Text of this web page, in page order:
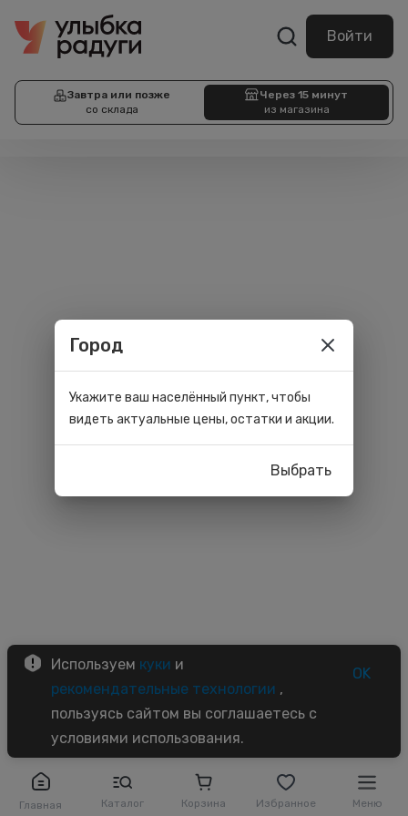
Войти
Завтра или позже
со склада
Через 15 минут
из магазина
Главная Каталог Корзина Избранное Меню
Используем куки и
рекомендательные технологии ,
пользуясь сайтом вы соглашаетесь с
условиями использования.
OK
Город
Укажите ваш населённый пункт, чтобы
видеть актуальные цены, остатки и акции.
Выбрать